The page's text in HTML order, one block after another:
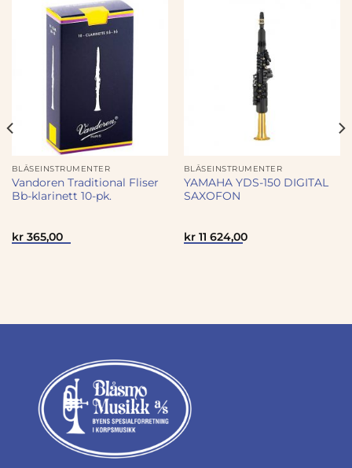
BLÅSEINSTRUMENTER
Vandoren Traditional Fliser
Bb-klarinett 10-pk.
kr365,00
BLÅSEINSTRUMENTER
YAMAHA YDS-150 DIGITAL
SAXOFON
kr11 624,00